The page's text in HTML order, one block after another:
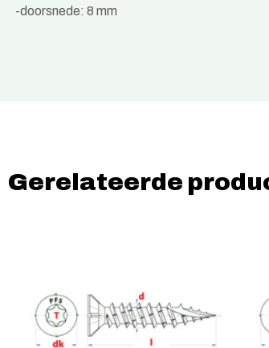
-doorsnede: 8 mm
Gerelateerde